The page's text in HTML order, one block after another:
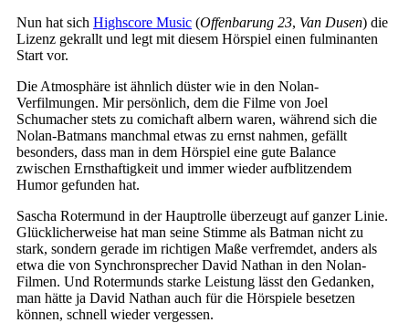
Nun hat sich Highscore Music (Offenbarung 23, Van Dusen) die
Lizenz gekrallt und legt mit diesem Hörspiel einen fulminanten
Start vor.
Die Atmosphäre ist ähnlich düster wie in den Nolan-
Verfilmungen. Mir persönlich, dem die Filme von Joel
Schumacher stets zu comichaft albern waren, während sich die
Nolan-Batmans manchmal etwas zu ernst nahmen, gefällt
besonders, dass man in dem Hörspiel eine gute Balance
zwischen Ernsthaftigkeit und immer wieder aufblitzendem
Humor gefunden hat.
Sascha Rotermund in der Hauptrolle überzeugt auf ganzer Linie.
Glücklicherweise hat man seine Stimme als Batman nicht zu
stark, sondern gerade im richtigen Maße verfremdet, anders als
etwa die von Synchronsprecher David Nathan in den Nolan-
Filmen. Und Rotermunds starke Leistung lässt den Gedanken,
man hätte ja David Nathan auch für die Hörspiele besetzen
können, schnell wieder vergessen.